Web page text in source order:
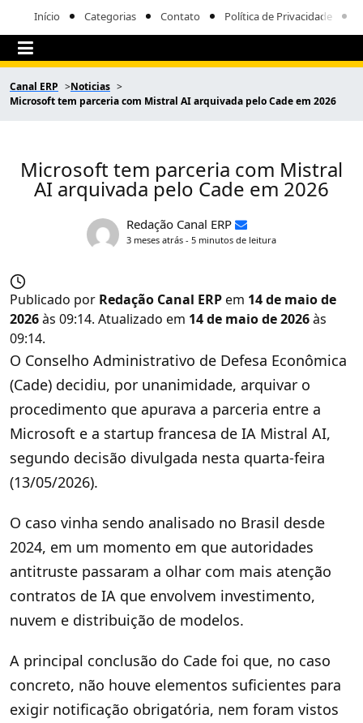
Início Categorias Contato Política de Privacidade
Canal ERP
Noticias
Microsoft tem parceria com Mistral AI arquivada pelo Cade em 2026
Microsoft tem parceria com Mistral
AI arquivada pelo Cade em 2026
Redação Canal ERP
3 meses atrás - 5 minutos de leitura
Publicado por Redação Canal ERPem 14 de maio de
2026às 09:14. Atualizado em 14 de maio de 2026às
09:14.
O Conselho Administrativo de Defesa Econômica
(Cade) decidiu, por unanimidade, arquivar o
procedimento que apurava a parceria entre a
Microsoft e a startup francesa de IA Mistral AI,
segundo decisão divulgada nesta quarta-feira
(13/05/2026).
O caso vinha sendo analisado no Brasil desde
2024, em um momento em que autoridades
antitruste passaram a olhar com mais atenção
contratos de IA que envolvem investimento,
nuvem e distribuição de modelos.
A principal conclusão do Cade foi que, no caso
concreto, não houve elementos suficientes para
exigir notificação obrigatória, nem foram vistos